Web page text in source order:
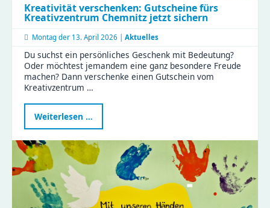
Kreativität verschenken: Gutscheine fürs
Kreativzentrum Chemnitz jetzt sichern
Montag der 13. April 2026 | Aktuelles
Du suchst ein persönliches Geschenk mit Bedeutung?
Oder möchtest jemandem eine ganz besondere Freude
machen? Dann verschenke einen Gutschein vom
Kreativzentrum …
Weiterlesen …
verschenken:
fürs
Kreativzentrum
Chemnitz
jetzt
sichern